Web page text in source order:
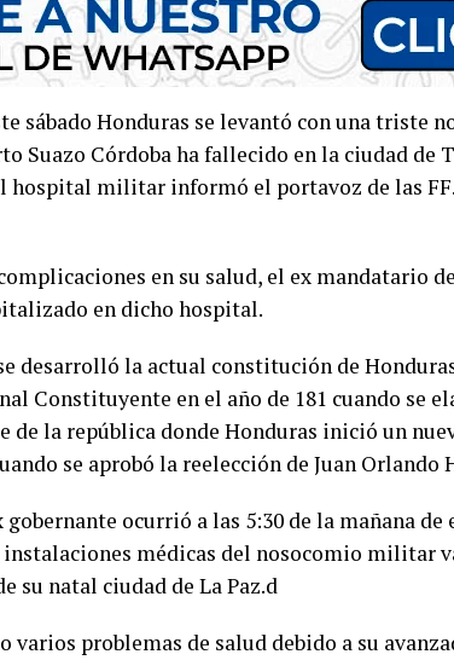
sábado Honduras se levantó con una triste
Suazo Córdoba ha fallecido en la ciudad de
hospital militar informó el portavoz de las
en su salud, el ex mandatario
en dicho hospital.
desarrolló la actual constitución de
Constituyente en el año de 181 cuando se
de la república donde Honduras inició un
se aprobó la reelección de Juan Orlando
ocurrió a las 5:30 de la mañana de
médicas del nosocomio militar
su natal ciudad de La Paz.d
varios problemas de salud debido a su